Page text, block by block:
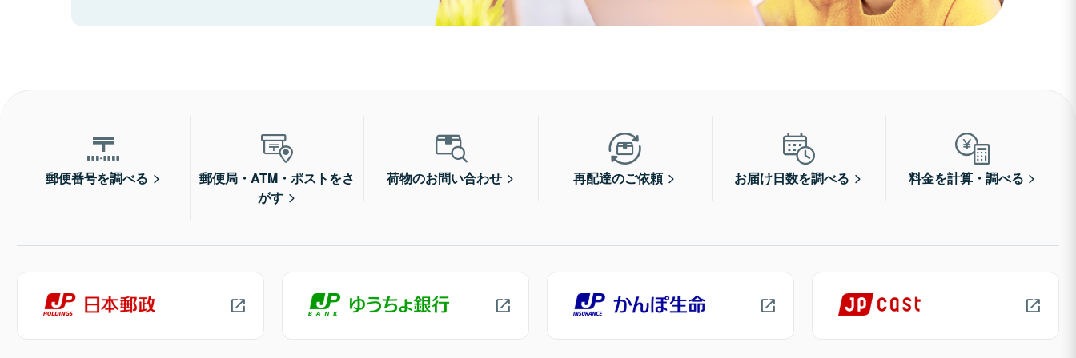
郵便番号を調べる
郵便局・ATM・ポストをさ
がす
荷物のお問い合わせ 再配達のご依頼 お届け日数を調べる 料金を計算・調べる